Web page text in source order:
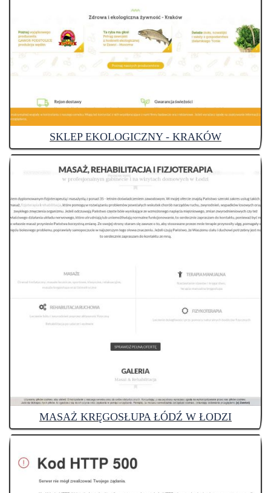
SKLEP EKOLOGICZNY - KRAKÓW
MASAŻ KRĘGOSŁUPA ŁÓDŹ W ŁODZI